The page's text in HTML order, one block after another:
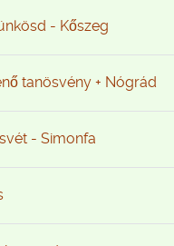
- Kőszeg
tanösvény + Nógrád
- Simonfa